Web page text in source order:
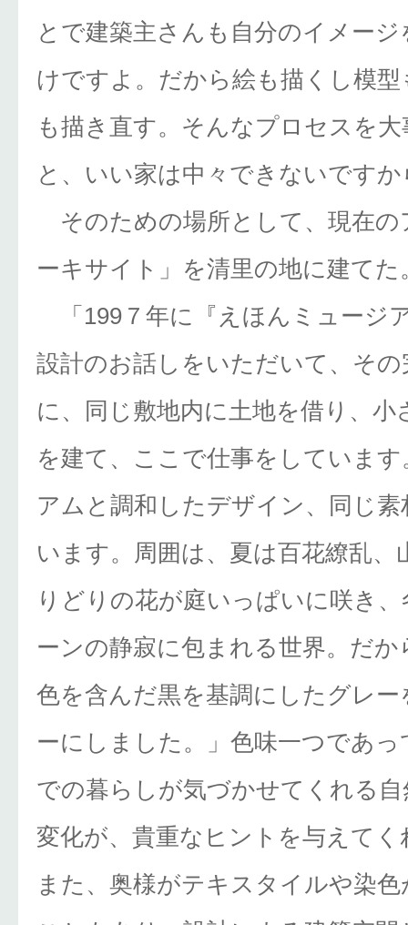
とで建築主さんも自分のイメー
けですよ。だから絵も描くし模
も描き直す。そんなプロセスを
と、いい家は中々できないですか
そのための場所として、現在の
ーキサイト」を清里の地に建てた
「199７年に『えほんミュージ
設計のお話しをいただいて、その
に、同じ敷地内に土地を借り、小
を建て、ここで仕事をしていま
アムと調和したデザイン、同じ
います。周囲は、夏は百花繚乱、
りどりの花が庭いっぱいに咲き
ーンの静寂に包まれる世界。だ
色を含んだ黒を基調にしたグレ
ーにしました。」色味一つであ
での暮らしが気づかせてくれる
変化が、貴重なヒントを与えて
また、奥様がテキスタイルや染